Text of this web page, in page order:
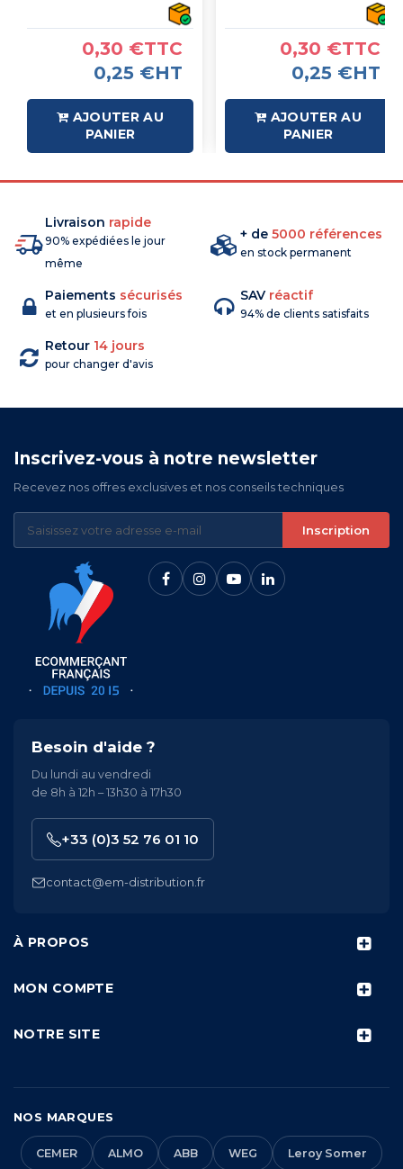
0,30 €TTC
0,25 €HT
AJOUTER AU
PANIER
0,30 €TTC
0,25 €HT
AJOUTER AU
PANIER
Livraison rapide
90% expédiées le jour
même
+ de 5000 références
en stock permanent
Paiements sécurisés
et en plusieurs fois
SAV réactif
94% de clients satisfaits
Retour 14 jours
pour changer d'avis
Inscrivez-vous à notre newsletter
Recevez nos offres exclusives et nos conseils techniques
Inscription
À PROPOS
MON COMPTE
NOTRE SITE
Besoin d'aide ?
Du lundi au vendredi
de 8h à 12h – 13h30 à 17h30
+33 (0)3 52 76 01 10
contact@em-distribution.fr
NOS MARQUES
CEMER ALMO ABB WEG Leroy Somer